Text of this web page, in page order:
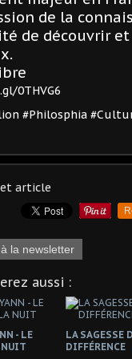
de la
de découvrir
0THVG6
#Philosphia
article
la newsletter
aussi :
- LE
NUIT
LA SAGESSE
DIFFÉRENCE